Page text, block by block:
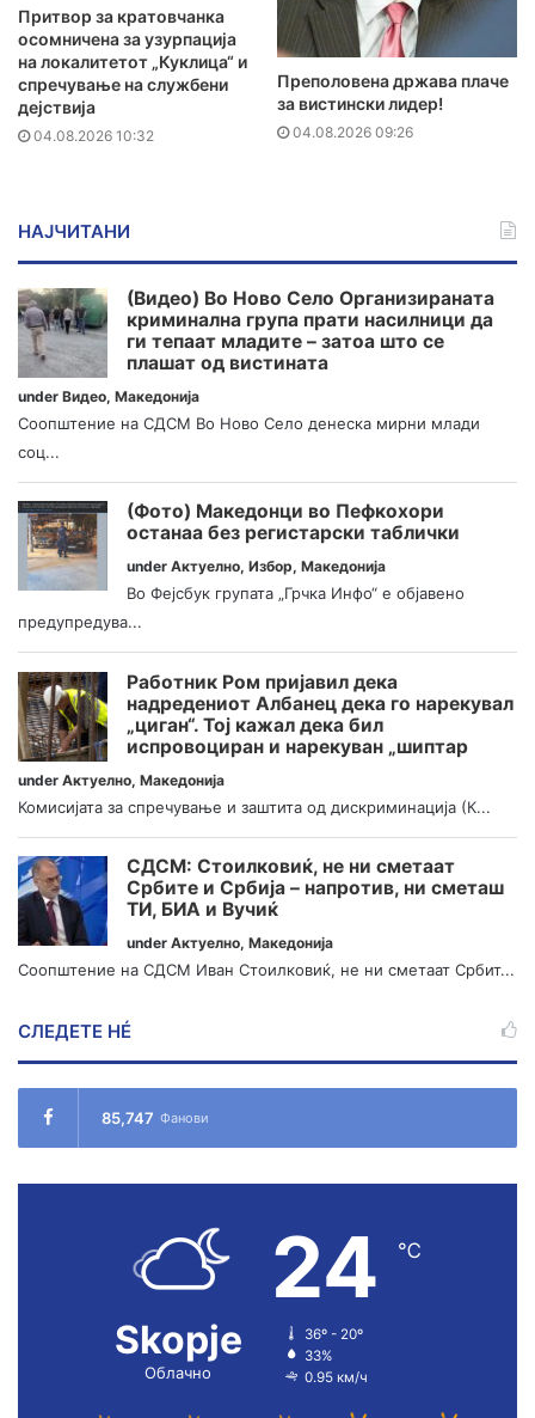
Притвор за кратовчанка
осомничена за узурпација
на локалитетот „Куклица“ и
спречување на службени
дејствија
04.08.2026 10:32
Преполовена држава плаче
за вистински лидер!
04.08.2026 09:26
НАЈЧИТАНИ
(Видео) Во Ново Село Организираната
криминална група прати насилници да
ги тепаат младите – затоа што се
плашат од вистината
under Видео, Македонија
Соопштение на СДСМ Во Ново Село денеска мирни млади
соц...
(Фото) Македонци во Пефкохори
останаа без регистарски таблички
under Актуелно, Избор, Македонија
Во Фејсбук групата „Грчка Инфо“ е објавено
предупредува...
Работник Ром пријавил дека
надредениот Албанец дека го нарекувал
„циган“. Тој кажал дека бил
испровоциран и нарекуван „шиптар
under Актуелно, Македонија
Комисијата за спречување и заштита од дискриминација (К...
СДСМ: Стоилковиќ, не ни сметаат
Србите и Србија – напротив, ни сметаш
ТИ, БИА и Вучиќ
under Актуелно, Македонија
Соопштение на СДСМ Иван Стоилковиќ, не ни сметаат Србит...
СЛЕДЕТЕ НÉ
85,747 Фанови
Skopje
Облачно
24 ℃
36º - 20º
33%
0.95 км/ч